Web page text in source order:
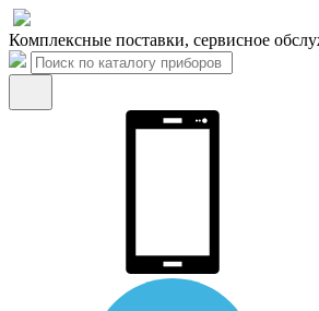
Комплексные поставки, сервисное